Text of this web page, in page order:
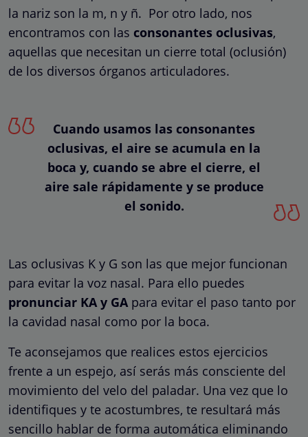
la nariz son la m, n y ñ. Por otro lado, nos
encontramos con las consonantes oclusivas,
aquellas que necesitan un cierre total (oclusión)
de los diversos órganos articuladores.
Cuando usamos las consonantes
oclusivas, el aire se acumula en la
boca y, cuando se abre el cierre, el
aire sale rápidamente y se produce
el sonido.
Las oclusivas K y G son las que mejor funcionan
para evitar la voz nasal. Para ello puedes
pronunciar KA y GA para evitar el paso tanto por
la cavidad nasal como por la boca.
Te aconsejamos que realices estos ejercicios
frente a un espejo, así serás más consciente del
movimiento del velo del paladar. Una vez que lo
identifiques y te acostumbres, te resultará más
sencillo hablar de forma automática eliminando